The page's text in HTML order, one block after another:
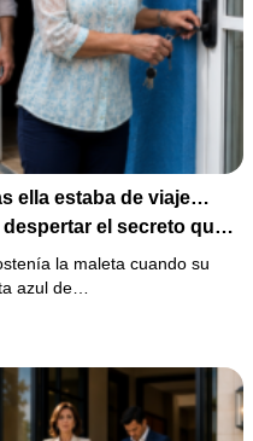
ella estaba de viaje…
el secreto que
la maleta cuando su
azul de…